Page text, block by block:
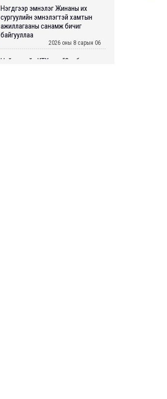
Нэгдүгээр эмнэлэг Жинаны их
сургуулийн эмнэлэгтэй хамтын
ажиллагааны санамж бичиг
байгууллаа
2026 оны 8 сарын 06
Нийслэлийн ИТХ-аар “Сэлбэ